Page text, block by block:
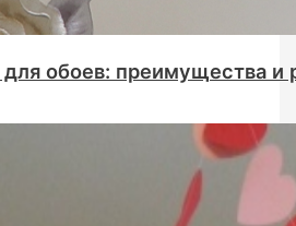
обоев: преимущества и